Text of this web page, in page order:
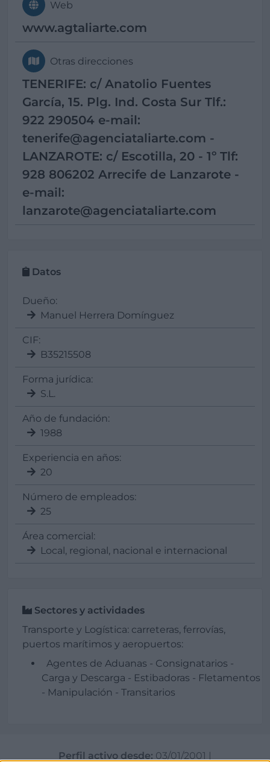
Web
www.agtaliarte.com
Otras direcciones
TENERIFE: c/ Anatolio Fuentes
García, 15. Plg. Ind. Costa Sur Tlf.:
922 290504 e-mail:
tenerife@agenciataliarte.com -
LANZAROTE: c/ Escotilla, 20 - 1º Tlf:
928 806202 Arrecife de Lanzarote -
e-mail:
lanzarote@agenciataliarte.com
Datos
Dueño:
Manuel Herrera Domínguez
CIF:
B35215508
Forma jurídica:
S.L.
Año de fundación:
1988
Experiencia en años:
20
Número de empleados:
25
Área comercial:
Local, regional, nacional e internacional
Sectores y actividades
Transporte y Logística: carreteras, ferrovías,
puertos marítimos y aeropuertos:
Agentes de Aduanas - Consignatarios -
Carga y Descarga - Estibadoras - Fletamentos
- Manipulación - Transitarios
Perfil activo desde: 03/01/2001 |